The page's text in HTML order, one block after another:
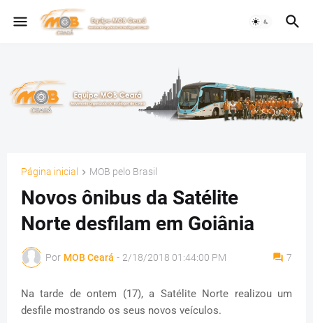
Página inicial MOB pelo Brasil
Novos ônibus da Satélite
Norte desfilam em Goiânia
Por MOB Ceará - 2/18/2018 01:44:00 PM 7
Na tarde de ontem (17), a Satélite Norte realizou um
desfile mostrando os seus novos veículos.